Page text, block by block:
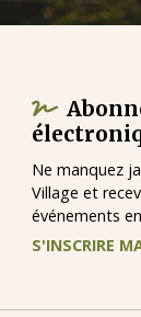
Ne manquez
Village et
événements
S'INSCRIRE